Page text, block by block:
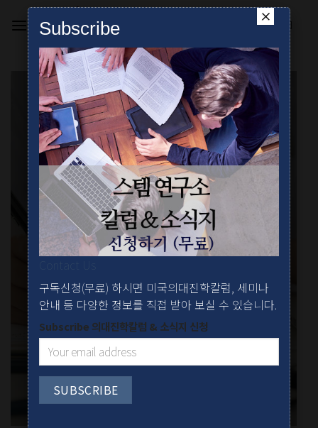
content
의대진학칼럼
Subscribe
구독신청(무료) 하시면 미국의대진학칼럼, 세미나
안내 등 다양한 정보를 직접 받아 보실 수 있습니다.
Subscribe 의대진학칼럼 & 소식지 신청
×